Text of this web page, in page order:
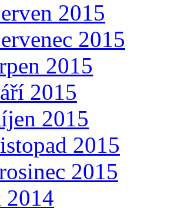
2015
2015
2015
2015
2015
2015
2015
2014